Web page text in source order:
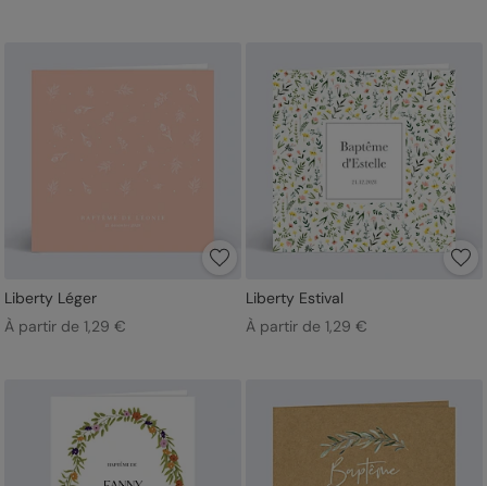
Liberty Léger
À partir de 1,29 €
Liberty Estival
À partir de 1,29 €